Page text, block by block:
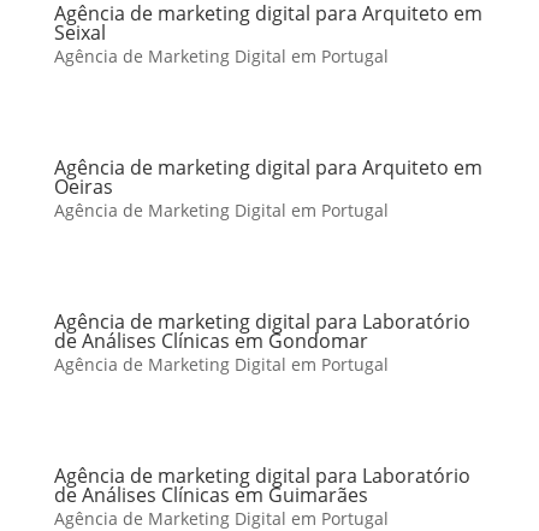
Agência de marketing digital para Arquiteto em
Seixal
Agência de Marketing Digital em Portugal
Agência de marketing digital para Arquiteto em
Oeiras
Agência de Marketing Digital em Portugal
Agência de marketing digital para Laboratório
de Análises Clínicas em Gondomar
Agência de Marketing Digital em Portugal
Agência de marketing digital para Laboratório
de Análises Clínicas em Guimarães
Agência de Marketing Digital em Portugal